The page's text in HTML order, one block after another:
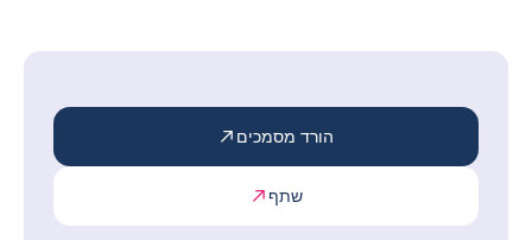
הורד מסמכים
שתף